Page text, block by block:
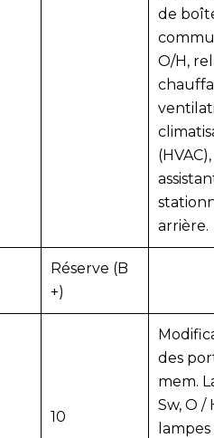
de
O/H,
(HVAC),
arrière.
Réserve (B
+)
10
des
mem.
Sw, O /